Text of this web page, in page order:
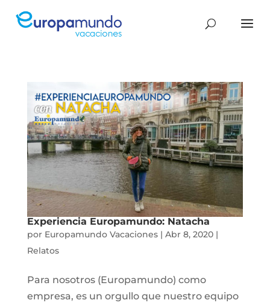
Experiencia Europamundo: Natacha
por Europamundo Vacaciones| Abr 8, 2020|
Relatos
Para nosotros (Europamundo) como
empresa, es un orgullo que nuestro equipo